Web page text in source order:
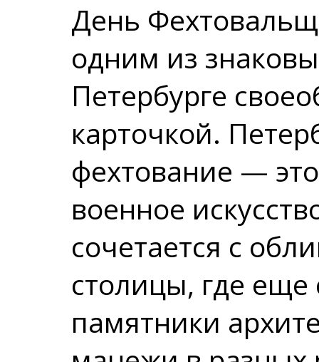
День
одним из
Петербурге
карточкой.
фехтование —
военное
сочетается с
столицы, где еще
памятники